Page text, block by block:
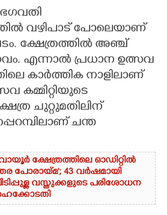
ഭഗവതി
വഴിപാട് പോലെയാണ്
ക്ഷേത്രത്തിൽ അഞ്ച്
എന്നാൽ പ്രധാന ഉത്സവ
കാർത്തിക നാളിലാണ്
കമ്മിറ്റിയുടെ
ചുറ്റുമതിലിന്
ചന്ത
ക്ഷേത്രത്തിലെ ഓഡിറ്റിൽ
പോരായ്മ'; 43 വർഷമായി
വസ്തുക്കളുടെ പരിശോധന
ഹൈക്കോടതി